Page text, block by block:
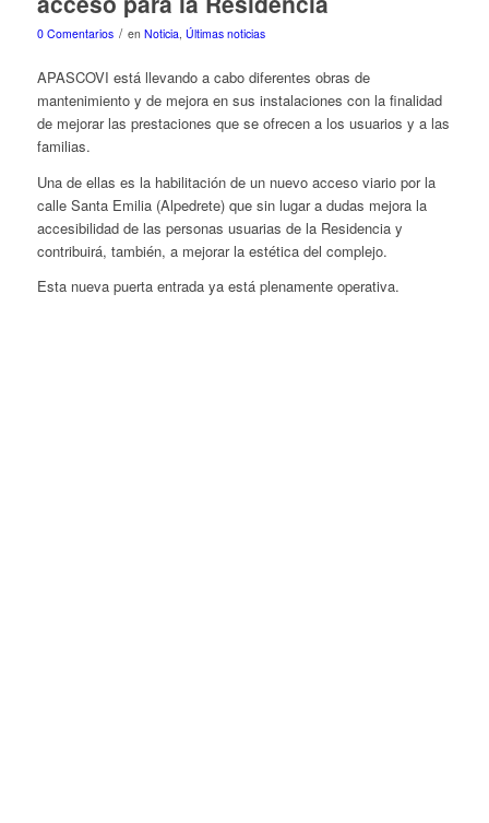
0 Comentarios / en Noticia, Últimas noticias
APASCOVI está llevando a cabo diferentes obras de
mantenimiento y de mejora en sus instalaciones con la finalidad
de mejorar las prestaciones que se ofrecen a los usuarios y a las
familias.
Una de ellas es la habilitación de un nuevo acceso viario por la
calle Santa Emilia (Alpedrete) que sin lugar a dudas mejora la
accesibilidad de las personas usuarias de la Residencia y
contribuirá, también, a mejorar la estética del complejo.
Esta nueva puerta entrada ya está plenamente operativa.